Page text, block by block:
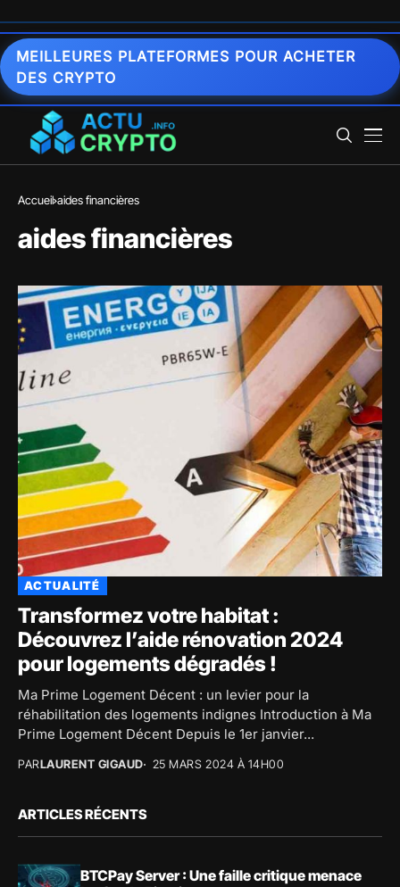
MEILLEURES PLATEFORMES POUR ACHETER
DES CRYPTO
Accueil aides financières
aides financières
ACTUALITÉ
Transformez votre habitat :
Découvrez l’aide rénovation 2024
pour logements dégradés !
Ma Prime Logement Décent : un levier pour la
réhabilitation des logements indignes Introduction à Ma
Prime Logement Décent Depuis le 1er janvier...
PARLAURENT GIGAUD 25 MARS 2024 À 14H00
ARTICLES RÉCENTS
BTCPay Server : Une faille critique menace